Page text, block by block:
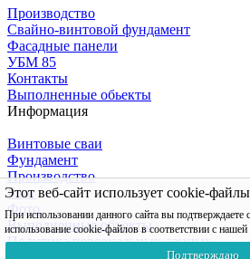
Этот веб-сайт использует cookie-
При использовании данного сайта вы подтверждаете
использование cookie-файлов в соответствии с нашей
Подтверждаю
Производство
Свайно-винтовой фундамент
Фасадные панели
УБМ 85
Контакты
Выполненные обьекты
Информация
Винтовые сваи
Фундамент
Производство
Блог
Фото
Выполненные объекты
Политика персональных данных